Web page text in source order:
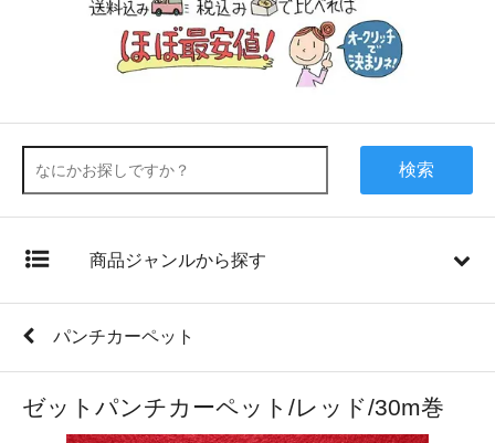
検索
商品ジャンルから探す
パンチカーペット
ゼットパンチカーペット/レッド/30m巻